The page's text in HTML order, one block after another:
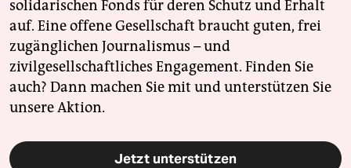
solidarischen Fonds für deren Schutz und Erhalt
auf. Eine offene Gesellschaft braucht guten, frei
zugänglichen Journalismus – und
zivilgesellschaftliches Engagement. Finden Sie
auch? Dann machen Sie mit und unterstützen Sie
unsere Aktion.
Jetzt unterstützen